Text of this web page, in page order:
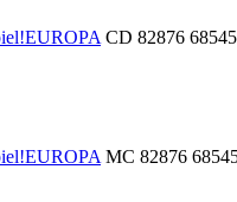
EUROPA CD 82876
EUROPA MC 82876